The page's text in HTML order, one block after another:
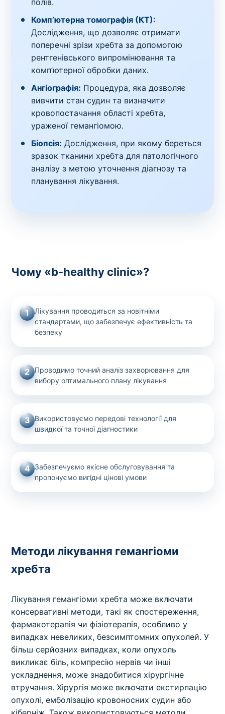
Комп’ютерна томографія (КТ):
Дослідження, що дозволяє отримати
поперечні зрізи хребта за допомогою
рентгенівського випромінювання та
комп’ютерної обробки даних.
Ангіографія: Процедура, яка дозволяє
вивчити стан судин та визначити
кровопостачання області хребта,
ураженої гемангіомою.
Біопсія: Дослідження, при якому береться
зразок тканини хребта для патологічного
аналізу з метою уточнення діагнозу та
планування лікування.
Чому «b-healthy clinic»?
1
Лікування проводиться за новітніми
стандартами, що забезпечує ефективність та
безпеку
2
Проводимо точний аналіз захворювання для
вибору оптимального плану лікування
3 Використовуємо передові технології для
швидкої та точної діагностики
4 Забезпечуємо якісне обслуговування та
пропонуємо вигідні цінові умови
Методи лікування гемангіоми
хребта
Лікування гемангіоми хребта може включати
консервативні методи, такі як спостереження,
фармакотерапія чи фізіотерапія, особливо у
випадках невеликих, безсимптомних опухолей. У
більш серйозних випадках, коли опухоль
викликає біль, компресію нервів чи інші
ускладнення, може знадобитися хірургічне
втручання. Хірургія може включати екстирпацію
опухолі, емболізацію кровоносних судин або